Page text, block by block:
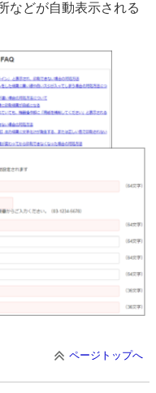
などが自動表示される
ページトップへ